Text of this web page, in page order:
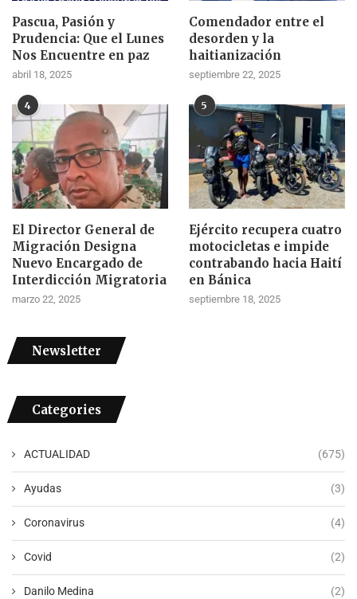
Pascua, Pasión y
Prudencia: Que el Lunes
Nos Encuentre en paz
abril 18, 2025
Comendador entre el
desorden y la
haitianización
septiembre 22, 2025
4
El Director General de
Migración Designa
Nuevo Encargado de
Interdicción Migratoria
marzo 22, 2025
5
Ejército recupera cuatro
motocicletas e impide
contrabando hacia Haití
en Bánica
septiembre 18, 2025
Newsletter
Categories
ACTUALIDAD (675)
Ayudas (3)
Coronavirus (4)
Covid (2)
Danilo Medina (2)